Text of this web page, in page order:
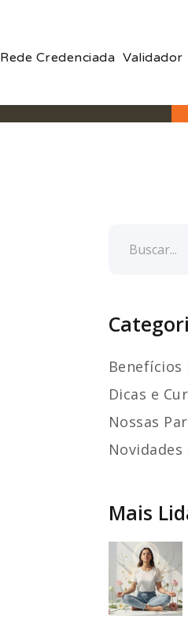
Rede Credenciada Validador
Benefícios
Dicas e
Nossas
Novidades
Mais